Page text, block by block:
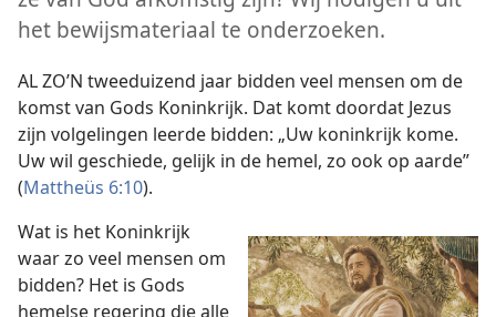
het bewijsmateriaal te onderzoeken.
AL ZO’N tweeduizend jaar bidden veel mensen om de
komst van Gods Koninkrijk. Dat komt doordat Jezus
zijn volgelingen leerde bidden: „Uw koninkrijk kome.
Uw wil geschiede, gelijk in de hemel, zo ook op aarde”
(Mattheüs 6:10).
Wat is het Koninkrijk
waar zo veel mensen om
bidden? Het is Gods
hemelse regering die alle